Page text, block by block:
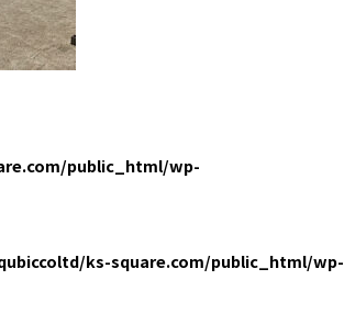
public_html/wp-
ks-square.com/public_html/wp-